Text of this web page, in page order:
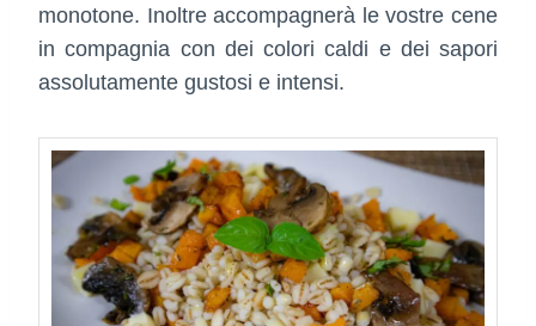
monotone. Inoltre accompagnerà le vostre cene
in compagnia con dei colori caldi e dei sapori
assolutamente gustosi e intensi.